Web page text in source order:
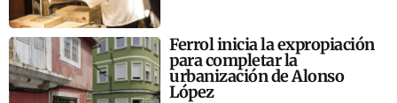
Ferrol inicia la expropiación
para completar la
urbanización de Alonso
López